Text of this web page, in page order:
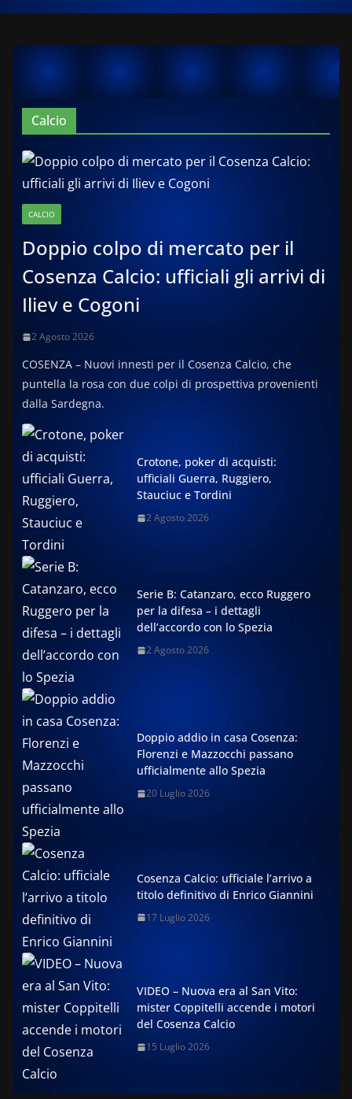
Calcio
CALCIO
Doppio colpo di mercato per il
Cosenza Calcio: ufficiali gli arrivi di
Iliev e Cogoni
2 Agosto 2026
COSENZA – Nuovi innesti per il Cosenza Calcio, che
puntella la rosa con due colpi di prospettiva provenienti
dalla Sardegna.
Crotone, poker di acquisti:
ufficiali Guerra, Ruggiero,
Stauciuc e Tordini
2 Agosto 2026
Serie B: Catanzaro, ecco Ruggero
per la difesa – i dettagli
dell’accordo con lo Spezia
2 Agosto 2026
Doppio addio in casa Cosenza:
Florenzi e Mazzocchi passano
ufficialmente allo Spezia
20 Luglio 2026
Cosenza Calcio: ufficiale l’arrivo a
titolo definitivo di Enrico Giannini
17 Luglio 2026
VIDEO – Nuova era al San Vito:
mister Coppitelli accende i motori
del Cosenza Calcio
15 Luglio 2026